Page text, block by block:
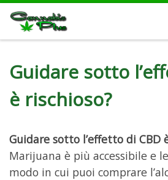
Passa al contenuto
Guidare sotto
è rischioso?
Guidare sotto l’effetto di CBD
Marijuana è più accessibile e
modo in cui puoi comprare